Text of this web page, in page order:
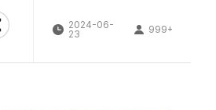
2024-06-
23
999+